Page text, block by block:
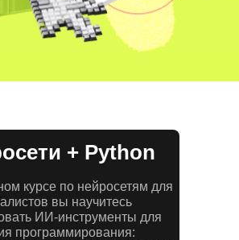
+ Python
курсе по нейросетям для
вы научитесь
ИИ-инструменты для
программирования: